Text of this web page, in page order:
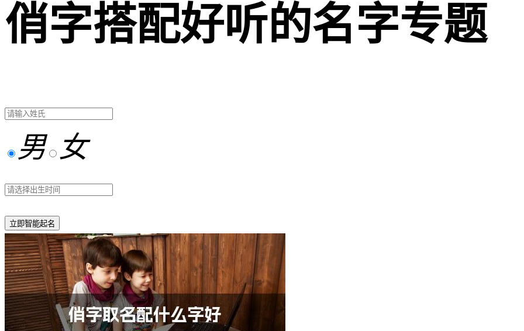
俏字搭配好听的名字专题
男 女
立即智能起名